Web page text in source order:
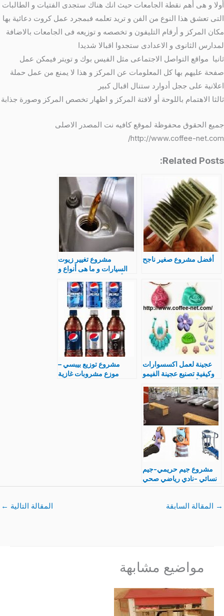
أولا و هى أهم نقطة الجامعات حيث انك هناك ستجدى الفتيات و الطالبات
التى تعشق هذا النوع من الفن و تريد تعلمه فبمجرد عمل كروت دعائية بها
مكان المركز و أرقام التليفون و تخصصه و توزيعه فى الجامعات بالاضافة
لمدارس الثانوى و الاعدادى ستجدوا اقبالا شديدا
ثانيا مواقع التواصل الاجتماعى مثل الفيس بوك و تويتر فيمكن عمل
صفحة عليهم بها كل المعلومات عن المركز و هذا لا يمنع من عمل حملة
اعلانية على ججل أدوارد ستنال اقبال كبير
ثالثا الاهتمام باللوحة أو لافتة المركز و اظهار تخصص المركز وصورة جذابة
جميع الحقوق محفوظة لموقع كافيه نت المصدر الاصلى
http://www.coffee-net.com/
Related Posts:
أفضل مشروع صغير ناجح
مشروع تغيير زيوت
السيارات و ما هى أنواع و
فتح محل
عجينة لعمل اكسسوارات
وكيفية تصنيع عجينة الفيمو
مشروع توزيع بيبسي –
موزع مشروبات غازية
مشروع جيم حريمي-جيم
نسائي -نادي رياضي صحي
للسيدات و دراسة جدواه
→ المقالة السابقة المقالة التالية ←
مواضيع مشابهة